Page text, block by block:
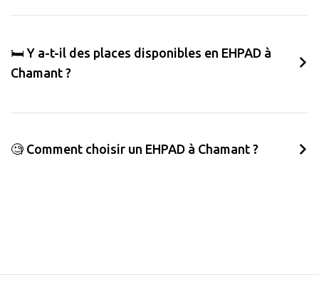
🛏️ Y a-t-il des places disponibles en EHPAD à
Chamant ?
🧐 Comment choisir un EHPAD à Chamant ?